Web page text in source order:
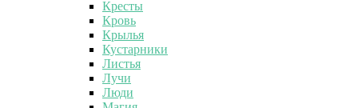
Кресты
Кровь
Крылья
Кустарники
Листья
Лучи
Люди